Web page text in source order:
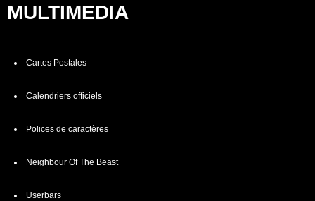
MULTIMEDIA
Cartes Postales
Calendriers officiels
Polices de caractères
Neighbour Of The Beast
Userbars